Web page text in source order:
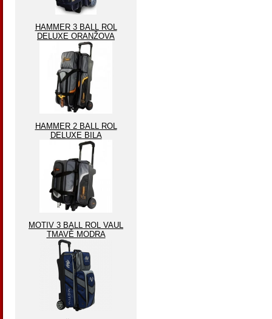
HAMMER 3 BALL ROL
DELUXE ORANŽOVA
HAMMER 2 BALL ROL
DELUXE BILA
MOTIV 3 BALL ROL VAUL
TMAVĚ MODRA